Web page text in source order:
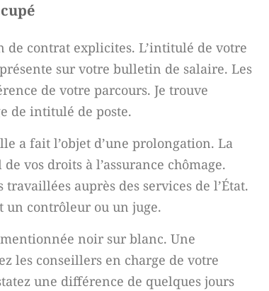
contrat explicites. L’intitulé de votre
sur votre bulletin de salaire. Les
de votre parcours. Je trouve
de intitulé de poste.
a fait l’objet d’une prolongation. La
vos droits à l’assurance chômage.
auprès des services de l’État.
un contrôleur ou un juge.
noir sur blanc. Une
les conseillers en charge de votre
une différence de quelques jours